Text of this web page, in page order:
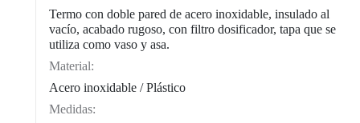
Termo con doble pared de acero inoxidable, insulado al
vacío, acabado rugoso, con filtro dosificador, tapa que se
utiliza como vaso y asa.
Material:
Acero inoxidable / Plástico
Medidas: